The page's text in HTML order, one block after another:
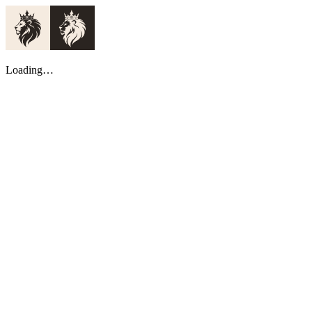
Loading…